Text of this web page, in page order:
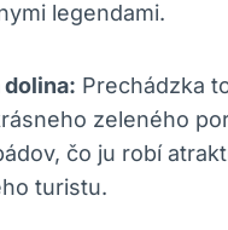
legendami.
dolina: ​Prechádzka
zeleného
čo ju robí
turistu.